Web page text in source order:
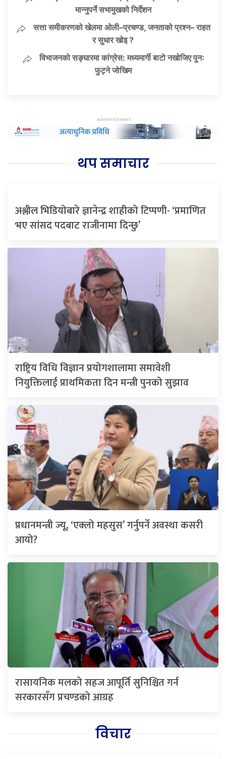
मान्नुपर्ने सभामुखको निर्देशन
सत्ता समीकरणको खेलमा ओली–प्रचण्ड, जनताको प्रश्न– राहत
र सुधार खोइ ?
विभाजनको सङ्घारमा कांग्रेस: मध्यमार्गी बाटो नखोजिए पुनः
फुट्ने जोखिम
थप समाचार
अश्लील भिडियोबारे ज्ञानेन्द्र शाहीको टिप्पणी- ‘प्रमाणित
भए सांसद पदबाट राजीनामा दिन्छु’
राष्ट्रिय विधि विज्ञान प्रयोगशालामा समावेशी
नियुक्तिलाई प्राथमिकता दिन मन्त्री पुनको सुझाव
प्रधानमन्त्री ज्यू, ‘एक्लो महसुस’ गर्नुपर्ने अवस्था कसरी
आयो?
रासायनिक मलको सहज आपूर्ति सुनिश्चित गर्न
सरकारसँग प्रचण्डको आग्रह
विचार